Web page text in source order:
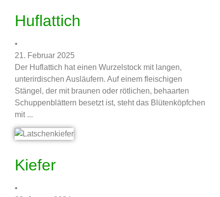
Huflattich
•
21. Februar 2025
Der Huflattich hat einen Wurzelstock mit langen,
unterirdischen Ausläufern. Auf einem fleischigen
Stängel, der mit braunen oder rötlichen, behaarten
Schuppenblättern besetzt ist, steht das Blütenköpfchen
mit ...
Kiefer
•